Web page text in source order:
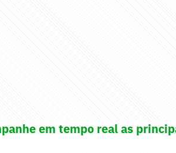
em tempo real as